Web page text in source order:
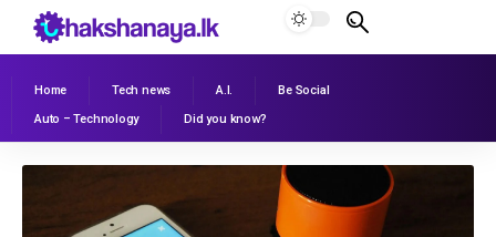
Home Tech news A.I.
Be Social
Auto – Technology
Did you know?